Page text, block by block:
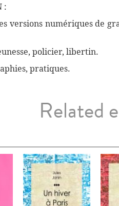
:
versions numériques de
policier, libertin.
pratiques.
Related